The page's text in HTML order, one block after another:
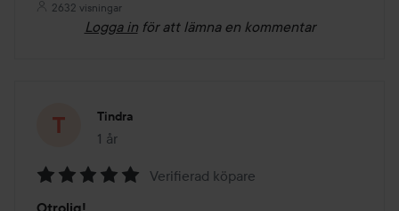
2632 visningar
Logga in för att lämna en kommentar
Tindra
1 år
Inlägget skapades 1 år
Verifierad köpare
Otrolig!